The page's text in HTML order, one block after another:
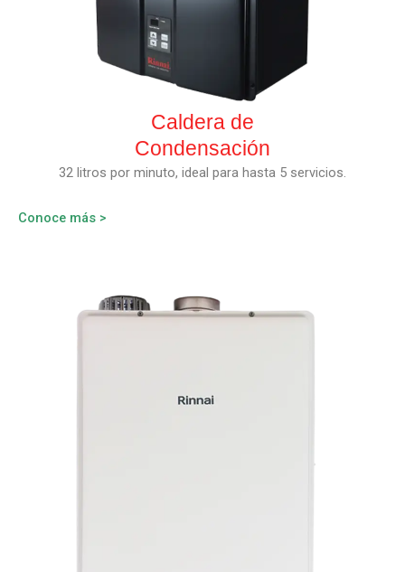
Caldera de
Condensación
32 litros por minuto, ideal para hasta 5 servicios.
Conoce más >